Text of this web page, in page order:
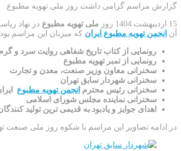
گزارش مراسم گرامی داشت روز ملی تهویه مطبوع
15 اردیبهشت 1404 روز ملی تهویه مطبوع در نهاد
آن انجمن تهویه مطبوع ایران که میزبان این مراسم
رونمایی از کتاب تاریخ شفاهی روایت سرد و
رونمایی از تمبر تهویه مطبوع
سخنرانی معاون وزیر صنعت، معدن و تجارت
سخنرانی شهردار سابق تهران
سخنرانی رئیس محترم انجمن تهویه مطبوع
سخنرانی نماینده مجلس شورای اسلامی
اهدای جوایز و یادبود به قدیمی ترین تولید
در ادامه تصاویر این مراسم با شکوه روز ملی صنعت